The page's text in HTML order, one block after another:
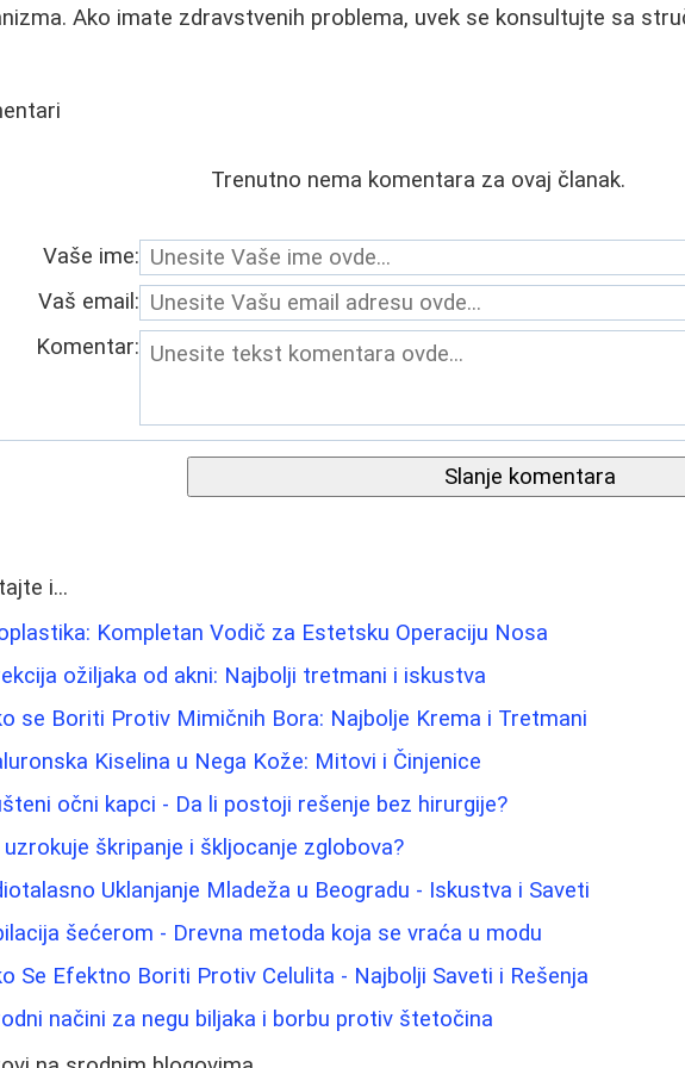
Ako imate zdravstvenih problema, uvek se konsultujte sa
Trenutno nema komentara za ovaj članak.
Vaše ime:
Vaš email:
Komentar:
Slanje komentara
i...
Kompletan Vodič za Estetsku Operaciju Nosa
ožiljaka od akni: Najbolji tretmani i iskustva
se Boriti Protiv Mimičnih Bora: Najbolje Krema i Tretmani
Kiselina u Nega Kože: Mitovi i Činjenice
očni kapci - Da li postoji rešenje bez hirurgije?
uzrokuje škripanje i škljocanje zglobova?
Uklanjanje Mladeža u Beogradu - Iskustva i Saveti
šećerom - Drevna metoda koja se vraća u modu
Se Efektno Boriti Protiv Celulita - Najbolji Saveti i Rešenja
načini za negu biljaka i borbu protiv štetočina